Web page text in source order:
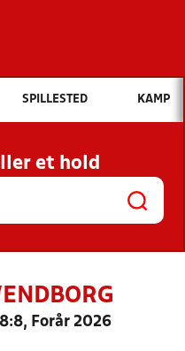
Hvad vil du søge efter?
OG NYHEDER
KLUBBER OG
SPILLESTED KAMP
et hold
Forår 2026